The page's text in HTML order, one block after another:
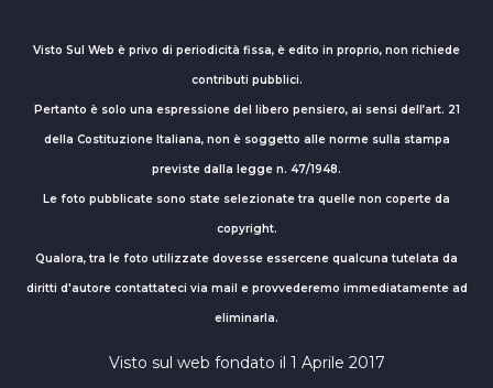
Visto Sul Web è privo di periodicità fissa, è edito in proprio, non richiede
contributi pubblici.
Pertanto è solo una espressione del libero pensiero, ai sensi dell’art. 21
della Costituzione Italiana, non è soggetto alle norme sulla stampa
previste dalla legge n. 47/1948.
Le foto pubblicate sono state selezionate tra quelle non coperte da
copyright.
Qualora, tra le foto utilizzate dovesse essercene qualcuna tutelata da
diritti d'autore contattateci via mail e provvederemo immediatamente ad
eliminarla.
Visto sul web fondato il 1 Aprile 2017